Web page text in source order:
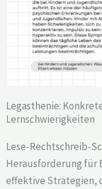
Legasthenie:
Lernschwierigkeiten
Lese-Rechtschreib-
Herausforderung für
effektive Strategien,